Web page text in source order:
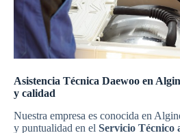
Asistencia Técnica Daewoo en
y calidad
Nuestra empresa es conocida en
y puntualidad en el Servicio Técnico